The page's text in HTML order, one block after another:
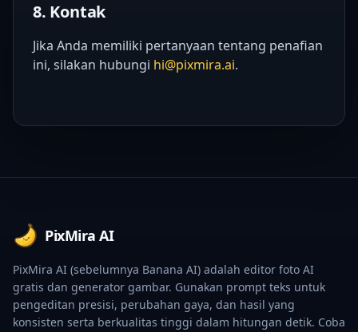
8. Kontak
Jika Anda memiliki pertanyaan tentang penafian
ini, silakan hubungi hi@pixmira.ai.
PixMira AI
PixMira AI (sebelumnya Banana AI) adalah editor foto AI
gratis dan generator gambar. Gunakan prompt teks untuk
pengeditan presisi, perubahan gaya, dan hasil yang
konsisten serta berkualitas tinggi dalam hitungan detik. Coba